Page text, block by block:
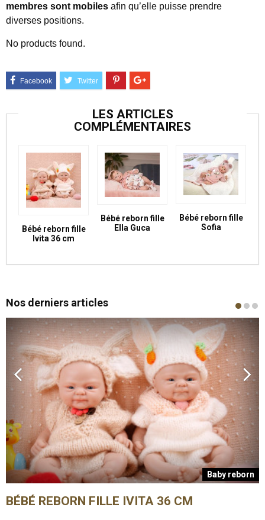
membres sont mobiles afin qu’elle puisse prendre
diverses positions.
No products found.
LES ARTICLES
COMPLÉMENTAIRES
Bébé reborn fille
Ivita 36 cm
Bébé reborn fille
Ella Guca
Bébé reborn fille
Sofia
Nos derniers articles
Baby reborn
BÉBÉ REBORN FILLE IVITA 36 CM